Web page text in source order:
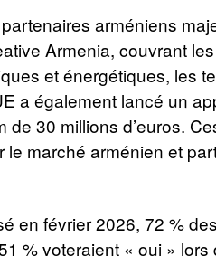
arméniens
Armenia, couvrant
et énergétiques, les
a également lancé un
30 millions d’euros.
marché arménien et
en février 2026, 72 %
% voteraient « oui »